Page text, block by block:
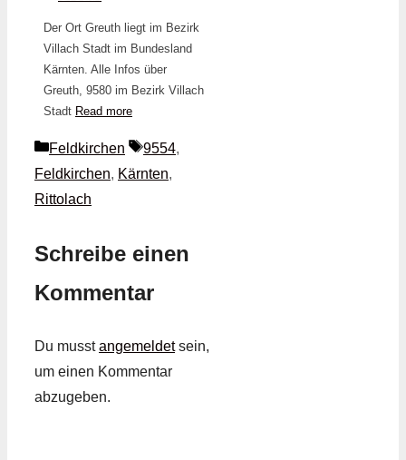
Der Ort Greuth liegt im Bezirk
Villach Stadt im Bundesland
Kärnten. Alle Infos über
Greuth, 9580 im Bezirk Villach
Stadt Read more
Kategorien
Feldkirchen Schlagwörter
9554,
Feldkirchen, Kärnten,
Rittolach
Schreibe einen
Kommentar
Du musstangemeldetsein,
um einen Kommentar
abzugeben.